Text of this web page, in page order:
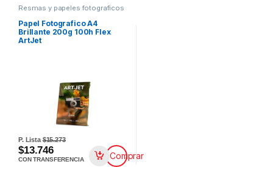
Resmas y papeles fotograficos
Papel Fotografico A4
Brillante 200g 100h Flex
ArtJet
P. Lista$15.273
$13.746
CON TRANSFERENCIA Comprar